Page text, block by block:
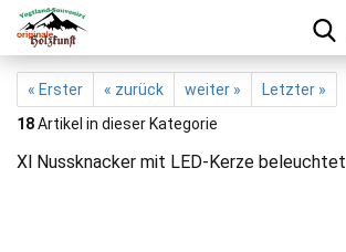
« Erster « zurück weiter »
Letzter »
18Artikel in dieser Kategorie
Xl Nussknacker mit LED-Kerze beleuchtet